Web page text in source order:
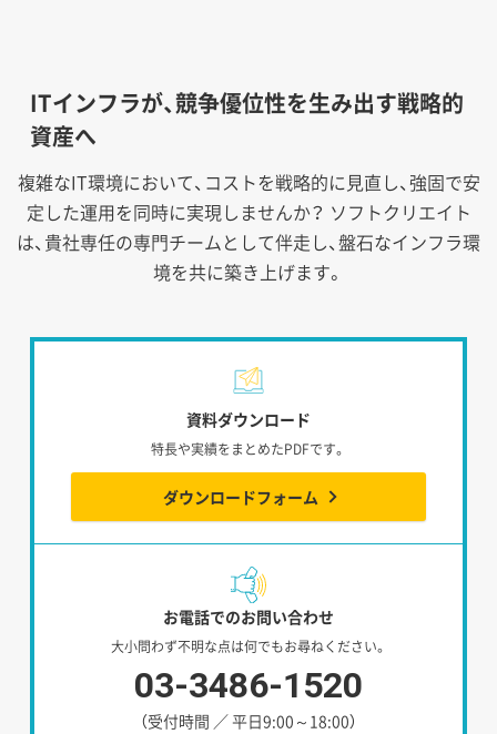
ITインフラが、競争優位性を生み出す戦略的
資産へ
複雑なIT環境において、コストを戦略的に見直し、強固で安
定した運用を同時に実現しませんか？ ソフトクリエイト
は、貴社専任の専門チームとして伴走し、盤石なインフラ環
境を共に築き上げます。
資料ダウンロード
特長や実績をまとめたPDFです。
ダウンロードフォーム
お電話でのお問い合わせ
大小問わず不明な点は何でもお尋ねください。
03-3486-1520
（受付時間 ／ 平日9:00～18:00）